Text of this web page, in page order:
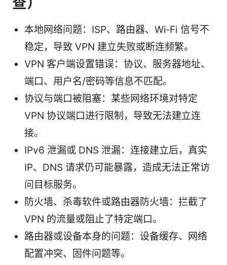
本地网络问题：ISP、路由器、Wi‑Fi 信号不
稳定，导致 VPN 建立失败或断连频繁。
VPN 客户端设置错误：协议、服务器地址、
端口、用户名/密码等信息不匹配。
协议与端口被阻塞：某些网络环境对特定
VPN 协议端口进行限制，导致无法建立连
接。
IPv6 泄漏或 DNS 泄漏：连接建立后，真实
IP、DNS 请求仍可能暴露，造成无法正常访
问目标服务。
防火墙、杀毒软件或路由器防火墙：拦截了
VPN 的流量或阻止了特定端口。
路由器或设备本身的问题：设备缓存、网络
配置冲突、固件问题等。